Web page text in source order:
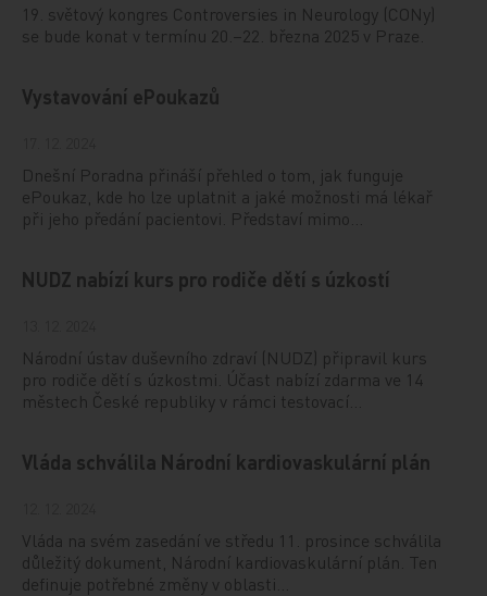
19. světový kongres Controversies in Neurology (CONy)
se bude konat v termínu 20.–22. března 2025 v Praze.
Vystavování ePoukazů
Dnešní Poradna přináší přehled o tom, jak funguje
ePoukaz, kde ho lze uplatnit a jaké možnosti má lékař
při jeho předání pacientovi. Představí mimo…
NUDZ nabízí kurs pro rodiče dětí s úzkostí
Národní ústav duševního zdraví (NUDZ) připravil kurs
pro rodiče dětí s úzkostmi. Účast nabízí zdarma ve 14
městech České republiky v rámci testovací…
Vláda schválila Národní kardiovaskulární plán
Vláda na svém zasedání ve středu 11. prosince schválila
důležitý dokument, Národní kardiovaskulární plán. Ten
definuje potřebné změny v oblasti…